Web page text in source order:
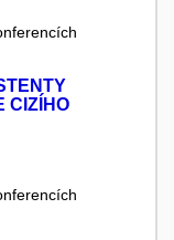
CIZÍHO